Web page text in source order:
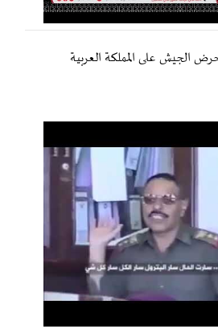
الجيش على المملكة العربية